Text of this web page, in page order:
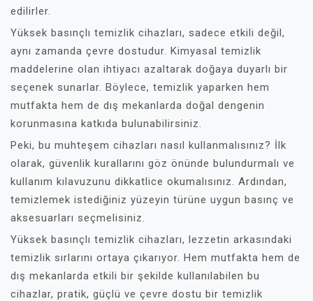
edilirler.
Yüksek basınçlı temizlik cihazları, sadece etkili değil,
aynı zamanda çevre dostudur. Kimyasal temizlik
maddelerine olan ihtiyacı azaltarak doğaya duyarlı bir
seçenek sunarlar. Böylece, temizlik yaparken hem
mutfakta hem de dış mekanlarda doğal dengenin
korunmasına katkıda bulunabilirsiniz.
Peki, bu muhteşem cihazları nasıl kullanmalısınız? İlk
olarak, güvenlik kurallarını göz önünde bulundurmalı ve
kullanım kılavuzunu dikkatlice okumalısınız. Ardından,
temizlemek istediğiniz yüzeyin türüne uygun basınç ve
aksesuarları seçmelisiniz.
Yüksek basınçlı temizlik cihazları, lezzetin arkasındaki
temizlik sırlarını ortaya çıkarıyor. Hem mutfakta hem de
dış mekanlarda etkili bir şekilde kullanılabilen bu
cihazlar, pratik, güçlü ve çevre dostu bir temizlik